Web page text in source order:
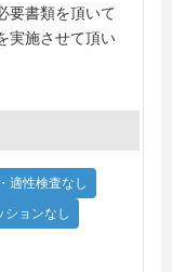
要書類を頂いて
実施させて頂い
適性検査なし
ションなし